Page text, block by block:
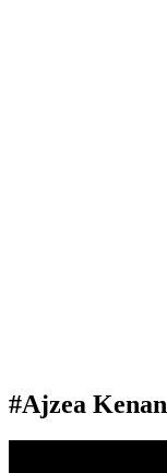
#Ajzea Kenan